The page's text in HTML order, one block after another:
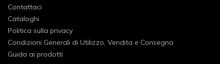
Contattaci
Cataloghi
Politica sulla privacy
Condizioni Generali di Utilizzo, Vendita e Consegna
Guida ai prodotti